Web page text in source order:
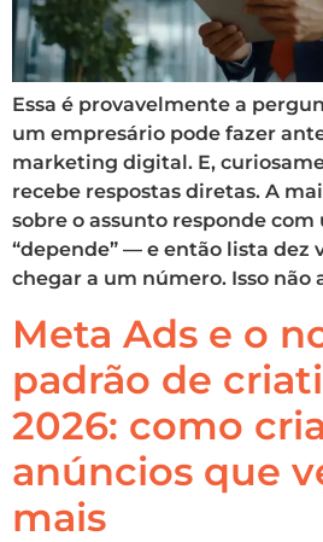
Essa é provavelmente a
um empresário pode fazer
marketing digital. E,
recebe respostas diretas. A
sobre o assunto responde
“depende” — e então lista dez
chegar a um número. Isso
Meta Ads e o
padrão de
2026: como
anúncios que
mais